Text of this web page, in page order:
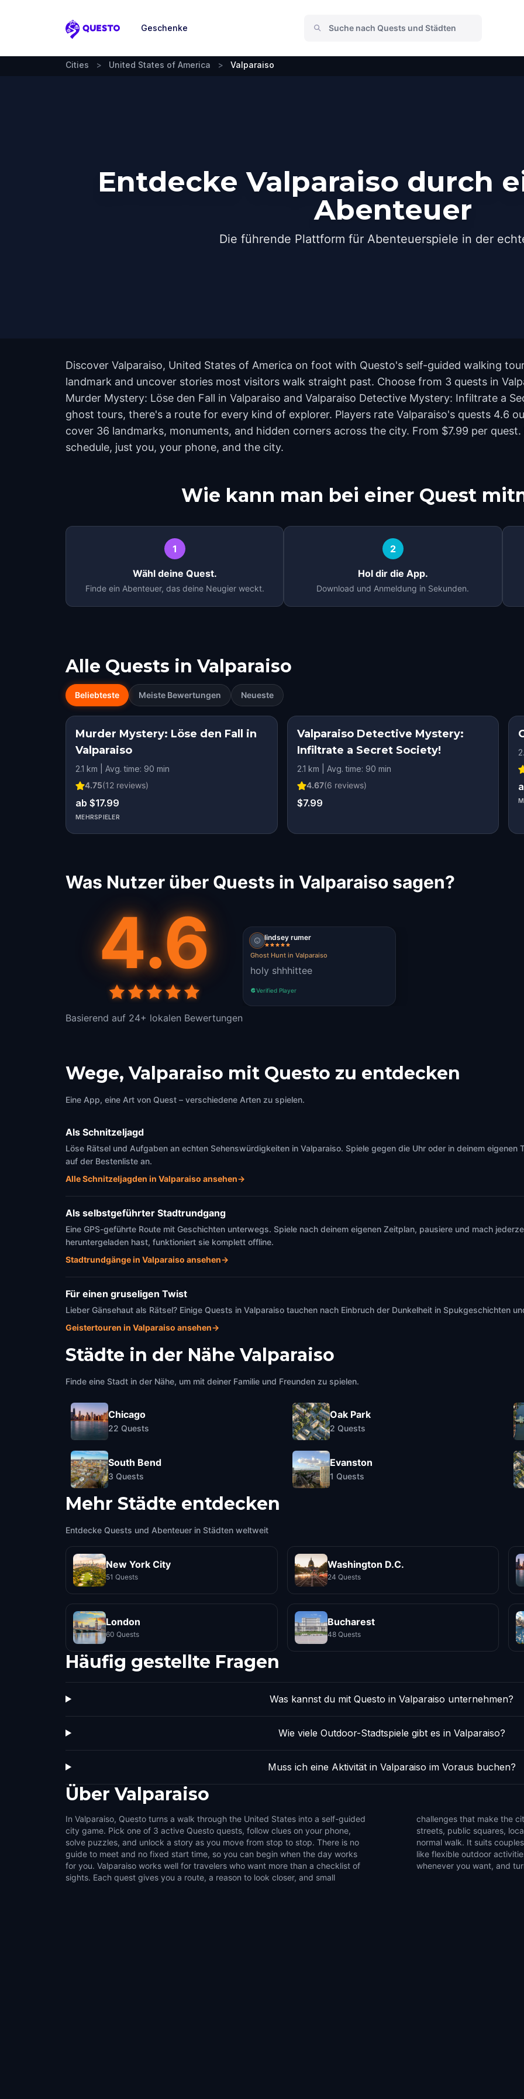
Questo
Geschenke
Cities > United States of America > Valparaiso
Entdecke Valparaiso durch
Abenteuer
Die führende Plattform für Abenteuerspiele in der
Discover Valparaiso, United States of America on foot with Questo's self-guided walking
landmark and uncover stories most visitors walk straight past. Choose from 3 quests in
Murder Mystery: Löse den Fall in Valparaiso and Valparaiso Detective Mystery: Infiltrate a
ghost tours, there's a route for every kind of explorer. Players rate Valparaiso's quests 4.6
cover 36 landmarks, monuments, and hidden corners across the city. From $7.99 per
schedule, just you, your phone, and the city.
Wie kann man bei einer Quest
1
Wähl deine Quest.
Finde ein Abenteuer, das deine Neugier weckt.
2
Hol dir die App.
Download und Anmeldung in Sekunden.
Alle Quests in Valparaiso
Beliebteste Meiste Bewertungen Neueste
Murder Mystery: Löse den Fall in
Valparaiso
2.1 km | Avg. time: 90 min
4.75(12 reviews)
ab $17.99
MEHRSPIELER
Valparaiso Detective Mystery:
Infiltrate a Secret Society!
2.1 km | Avg. time: 90 min
4.67(6 reviews)
$7.99
Was Nutzer über Quests in Valparaiso sagen?
4.6
Basierend auf 24+ lokalen Bewertungen
lindsey rumer
Ghost Hunt in Valparaiso
holy shhhittee
Verified Player
Wege, Valparaiso mit Questo zu entdecken
Eine App, eine Art von Quest – verschiedene Arten zu spielen.
Als Schnitzeljagd
Löse Rätsel und Aufgaben an echten Sehenswürdigkeiten in Valparaiso. Spiele gegen die Uhr oder in deinem eigenen
auf der Bestenliste an.
Alle Schnitzeljagden in Valparaiso ansehen→
Als selbstgeführter Stadtrundgang
Eine GPS-geführte Route mit Geschichten unterwegs. Spiele nach deinem eigenen Zeitplan, pausiere und mach
heruntergeladen hast, funktioniert sie komplett offline.
Stadtrundgänge in Valparaiso ansehen→
Für einen gruseligen Twist
Lieber Gänsehaut als Rätsel? Einige Quests in Valparaiso tauchen nach Einbruch der Dunkelheit in Spukgeschichten
Geistertouren in Valparaiso ansehen→
Städte in der Nähe Valparaiso
Finde eine Stadt in der Nähe, um mit deiner Familie und Freunden zu spielen.
Chicago
22 Quests
South Bend
3 Quests
Oak Park
2 Quests
Evanston
1 Quests
Mehr Städte entdecken
Entdecke Quests und Abenteuer in Städten weltweit
New York City
51 Quests
Washington D.C.
24 Quests
London
60 Quests
Bucharest
48 Quests
Häufig gestellte Fragen
Was kannst du mit Questo in Valparaiso unternehmen?
Wie viele Outdoor-Stadtspiele gibt es in Valparaiso?
Muss ich eine Aktivität in Valparaiso im Voraus buchen?
Über Valparaiso
In Valparaiso, Questo turns a walk through the United States into a self-guided
city game. Pick one of 3 active Questo quests, follow clues on your phone,
solve puzzles, and unlock a story as you move from stop to stop. There is no
guide to meet and no fixed start time, so you can begin when the day works
for you. Valparaiso works well for travelers who want more than a checklist of
sights. Each quest gives you a route, a reason to look closer, and small
challenges that make the city feel interactive. Use the game to notice side
streets, public squares, local stories, and the details that are easy to miss on a
normal walk. It suits couples, families, groups of friends, and solo explorers who
like flexible outdoor activities. Choose a compact set of walking games, pause
whenever you want, and